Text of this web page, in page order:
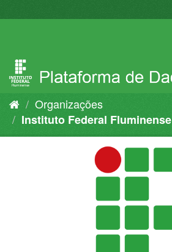
para
Organizações
Instituto Federal Fluminense